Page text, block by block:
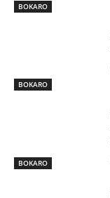
BOKARO
BOKARO
BOKARO